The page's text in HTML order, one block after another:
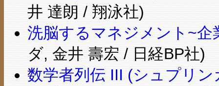
井 達朗 / 翔泳社)
洗脳するマネジメント~企
ダ, 金井 壽宏 / 日経BP社)
数学者列伝 III (シュプリ